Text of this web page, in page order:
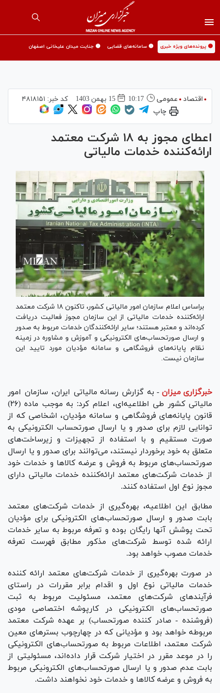
🟡 پرونده‌های ویژه خبری 🟡 سامانه‌های قضایی 🟡 جنایت میدان علیخانی اصفهان
اقتصاد عمومی 10:17 15 بهمن 1403 کد خبر: ۴۸۱۸۱۵۱
چاپ
اعطای مجوز به ۱۸ شرکت معتمد
ارائه‌کننده خدمات مالیاتی
براساس اعلام سازمان امور مالیاتی کشور، تاکنون ۱۸ شرکت معتمد
ارائه‌کننده خدمات مالیاتی از این سازمان مجوز فعالیت دریافت
کرده‌اند و معتبر هستند؛ سایر ارائه‌کنندگان خدمات مربوط به صدور
و ارسال صورتحساب‌های الکترونیکی و آموزش و مشاوره در زمینه
نظام پایانه‌های فروشگاهی و سامانه مؤدیان مورد تایید این
سازمان نیست.
خبرگزاری میزان - به گزارش رسانه مالیاتی ایران، سازمان امور
مالیاتی کشور طی اطلاعیه‌ای، اعلام کرد: به موجب ماده (۲۶)
قانون پایانه‌های فروشگاهی و سامانه مؤدیان، اشخاصی که از
توانایی لازم برای صدور و یا ارسال صورتحساب الکترونیکی به
صورت مستقیم و با استفاده از تجهیزات و زیرساخت‌های
متعلق به خود برخوردار نیستند، می‌توانند برای صدور و یا ارسال
صورتحساب‌های مربوط به فروش و عرضه کالا‌ها و خدمات خود
از خدمات شرکت‌های معتمد ارائه‌کننده خدمات مالیاتی دارای
مجوز نوع اول استفاده کنند.
مطابق این اطلاعیه، بهره‌گیری از خدمات شرکت‌های معتمد
بابت صدور و ارسال صورتحساب‌های الکترونیکی برای مؤدیان
تحت پوشش آنها رایگان بوده و تعرفه مربوط به سایر خدمات
ارائه شده توسط شرکت‌های مذکور مطابق فهرست تعرفه
خدمات مصوب خواهد بود.
در صورت بهره‌گیری از خدمات شرکت‌های معتمد ارائه کننده
خدمات مالیاتی نوع اول و اقدام برابر مقررات در راستای
فرآیند‌های شرکت‌های معتمد، مسئولیت مربوط به ثبت
صورتحساب‌های الکترونیکی در کارپوشه اختصاصی مودی
(فروشنده - صادر کننده صورتحساب) بر عهده شرکت معتمد
مربوطه خواهد بود و مؤدیانی که در چهارچوب بستر‌های معین
شرکت معتمد، اطلاعات مربوط به صورتحساب‌های الکترونیکی
را در موعد مقرر در اختیار شرکت قرار داده‌اند، مسئولیتی از
بابت عدم صدور و یا ارسال صورتحساب‌های الکترونیکی مربوط
به فروش و عرضه کالا‌ها و خدمات خود نخواهند داشت.